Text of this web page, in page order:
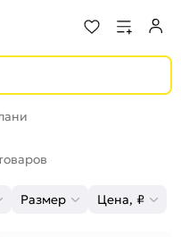
Размер Цена, ₽